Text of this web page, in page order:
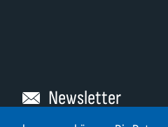
Newsletter